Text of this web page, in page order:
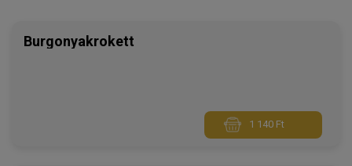
Burgonyakrokett
1 140 Ft